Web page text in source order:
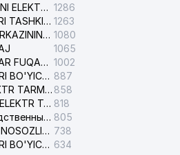
TOSHKENT TUMANI ELEKTR TARMOG'I AVARIYA XIZMATI 1286
TOSHKENT SHAHRI TASHKILOT TELEFONLARI HAQIDA MA'LUMOT BYUROSI 1263
DAVLAT TEST MARKAZINING ISHONCH TELEFONLARI 1080
1065
TOSHKENT SHAHAR FUQAROLIK ISHLARI BO'YICHA SUDI 1002
FUQAROLIK ISHLARI BO'YICHA YAKKASAROY TUMANLARARO SUDI 887
YUNUSOBOD ELEKTR TARMOG'I NOSOZLIKLARI XIZMATI 858
NAVOIY HUDUDIY ELEKTR TARMOQLARI KORXONASI AJ 818
Ташкентский следственный изолятор 805
ELEKTRTARMOG'I NOSOZLIKLARINI TO'ZATISH SERGELI XIZMATI 738
FUQAROLIK ISHLARI BO'YICHA UCH-TEPA TUMANI SUDI 634